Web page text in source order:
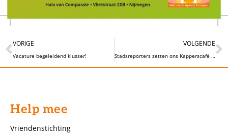
VORIGE
Vacature begeleidend klusser!
VOLGENDE
Stadsreporters zetten ons Kapperscafé in het zonnetje
Help mee
Vriendenstichting